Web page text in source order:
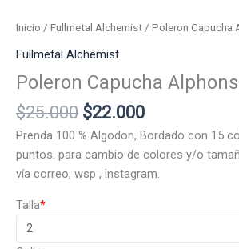
Inicio / Fullmetal Alchemist / Poleron Capucha
Fullmetal Alchemist
Poleron Capucha
$25.000 El
precio
original
era:
$22.000El
precio
actual
es:
Prenda 100 % Algodon, Bordado con 15
puntos. para cambio de colores y/o
vía correo, wsp , instagram.
*
Talla